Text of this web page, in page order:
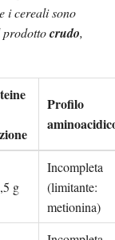
i cereali sono
prodottocrudo,
Profilo
g
Incompleta
(limitante:
metionina)